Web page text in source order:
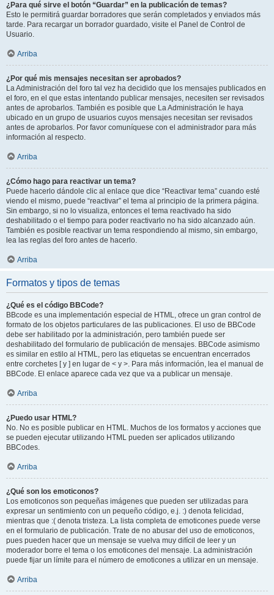
¿Para qué sirve el botón “Guardar” en la publicación de temas?
Esto le permitirá guardar borradores que serán completados y enviados más
tarde. Para recargar un borrador guardado, visite el Panel de Control de
Usuario.
Arriba
¿Por qué mis mensajes necesitan ser aprobados?
La Administración del foro tal vez ha decidido que los mensajes publicados en
el foro, en el que estas intentando publicar mensajes, necesiten ser revisados
antes de aprobarlos. También es posible que La Administración le haya
ubicado en un grupo de usuarios cuyos mensajes necesitan ser revisados
antes de aprobarlos. Por favor comuníquese con el administrador para más
información al respecto.
Arriba
¿Cómo hago para reactivar un tema?
Puede hacerlo dándole clic al enlace que dice “Reactivar tema” cuando esté
viendo el mismo, puede “reactivar” el tema al principio de la primera página.
Sin embargo, si no lo visualiza, entonces el tema reactivado ha sido
deshabilitado o el tiempo para poder reactivarlo no ha sido alcanzado aún.
También es posible reactivar un tema respondiendo al mismo, sin embargo,
lea las reglas del foro antes de hacerlo.
Arriba
Formatos y tipos de temas
¿Qué es el código BBCode?
BBcode es una implementación especial de HTML, ofrece un gran control de
formato de los objetos particulares de las publicaciones. El uso de BBCode
debe ser habilitado por la administración, pero también puede ser
deshabilitado del formulario de publicación de mensajes. BBCode asimismo
es similar en estilo al HTML, pero las etiquetas se encuentran encerrados
entre corchetes [ y ] en lugar de < y >. Para más información, lea el manual de
BBCode. El enlace aparece cada vez que va a publicar un mensaje.
Arriba
¿Puedo usar HTML?
No. No es posible publicar en HTML. Muchos de los formatos y acciones que
se pueden ejecutar utilizando HTML pueden ser aplicados utilizando
BBCodes.
Arriba
¿Qué son los emoticonos?
Los emoticonos son pequeñas imágenes que pueden ser utilizadas para
expresar un sentimiento con un pequeño código, e.j. :) denota felicidad,
mientras que :( denota tristeza. La lista completa de emoticones puede verse
en el formulario de publicación. Trate de no abusar del uso de emoticonos,
pues pueden hacer que un mensaje se vuelva muy difícil de leer y un
moderador borre el tema o los emoticones del mensaje. La administración
puede fijar un límite para el número de emoticones a utilizar en un mensaje.
Arriba